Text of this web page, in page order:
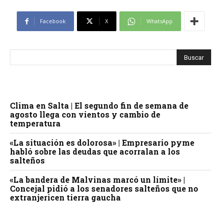
Facebook X WhatsApp
Clima en Salta | El segundo fin de semana de
agosto llega con vientos y cambio de
temperatura
«La situación es dolorosa» | Empresario pyme
habló sobre las deudas que acorralan a los
salteños
«La bandera de Malvinas marcó un límite» |
Concejal pidió a los senadores salteños que no
extranjericen tierra gaucha